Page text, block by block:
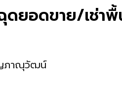
ดยอดขาย/เช่า
ภาณุวัฒน์